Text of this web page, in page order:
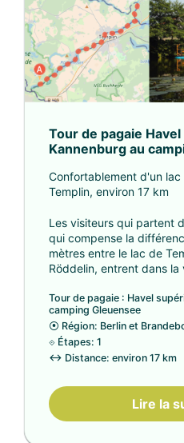
Tour de pagaie
Kannenburg au
Confortablement d'un
Templin, environ 17 km
Les visiteurs qui partent
qui compense la
mètres entre le lac de
Röddelin, entrent dans
Tour de pagaie : Havel
camping Gleuensee
⦿ Région: Berlin et
⟐ Étapes: 1
↔ Distance: environ 17 km
Lire la